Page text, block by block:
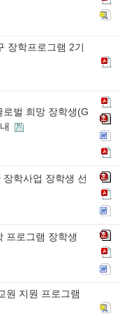
장학프로그램 2기
벌 희망 장학생(G
학사업 장학생 선
프로그램 장학생
원 지원 프로그램